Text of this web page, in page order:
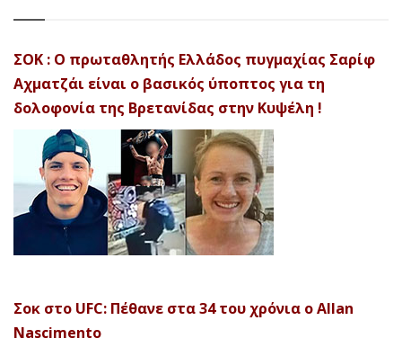
ΣΟΚ : Ο πρωταθλητής Ελλάδος πυγμαχίας Σαρίφ
Αχματζάι είναι ο βασικός ύποπτος για τη
δολοφονία της Βρετανίδας στην Κυψέλη !
Σοκ στο UFC: Πέθανε στα 34 του χρόνια ο Allan
Nascimento